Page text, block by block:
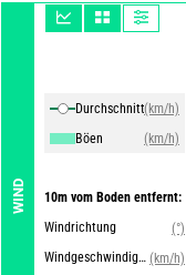
WIND
Durchschnittliche
(km/h)
Böen
(km/h)
10m vom Boden entfernt:
Windrichtung
(°)
Windgeschwindigkeit (km/h)